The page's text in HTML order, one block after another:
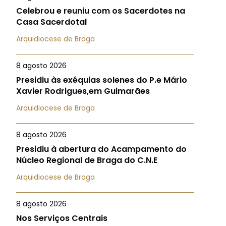
Celebrou e reuniu com os Sacerdotes na
Casa Sacerdotal
Arquidiocese de Braga
8 agosto 2026
Presidiu às exéquias solenes do P.e Mário
Xavier Rodrigues,em Guimarães
Arquidiocese de Braga
8 agosto 2026
Presidiu à abertura do Acampamento do
Núcleo Regional de Braga do C.N.E
Arquidiocese de Braga
8 agosto 2026
Nos Serviços Centrais